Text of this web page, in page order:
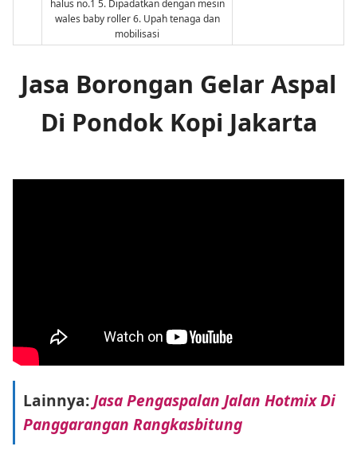
halus no.1 5. Dipadatkan dengan mesin
wales baby roller 6. Upah tenaga dan
mobilisasi
Jasa Borongan Gelar Aspal
Di Pondok Kopi Jakarta
Lainnya:Jasa Pengaspalan Jalan Hotmix Di
Panggarangan Rangkasbitung